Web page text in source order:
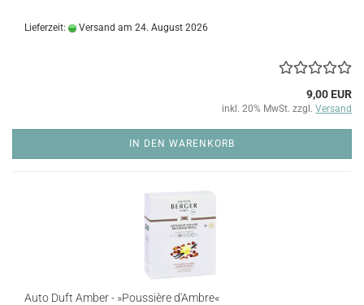
Lieferzeit: Versand am 24. August 2026
9,00 EUR
inkl. 20% MwSt. zzgl. Versand
IN DEN WARENKORB
Auto Duft Amber - »Poussière d'Ambre«